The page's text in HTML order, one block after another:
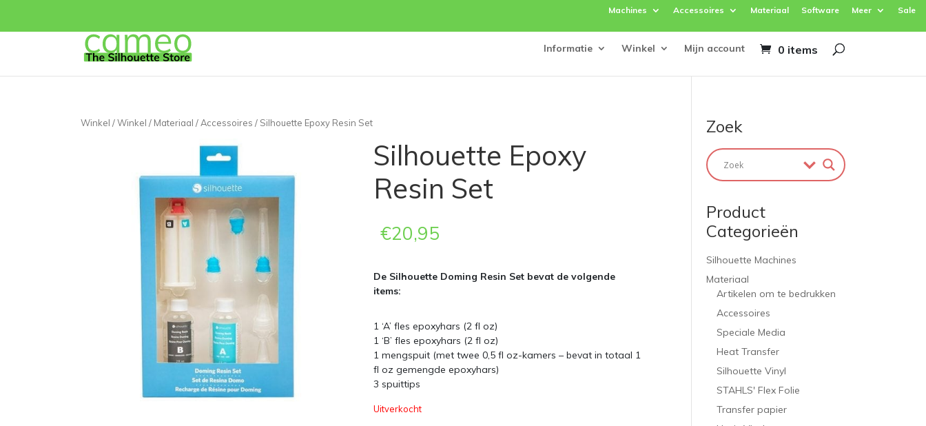
Machines Accessoires Materiaal Software Meer Sale
Informatie Winkel Mijn account 0 items
Winkel /Winkel / Materiaal / Accessoires / Silhouette Epoxy Resin Set
Silhouette Epoxy
Resin Set
€20,95
De Silhouette Doming Resin Set bevat de volgende
items:
1 ‘A’ fles epoxyhars (2 fl oz)
1 ‘B’ fles epoxyhars (2 fl oz)
1 mengspuit (met twee 0,5 fl oz-kamers – bevat in totaal 1
fl oz gemengde epoxyhars)
3 spuittips
Uitverkocht
Zoek
Product
Categorieën
Silhouette Machines
Materiaal
Artikelen om te bedrukken
Accessoires
Speciale Media
Heat Transfer
Silhouette Vinyl
STAHLS' Flex Folie
Transfer papier